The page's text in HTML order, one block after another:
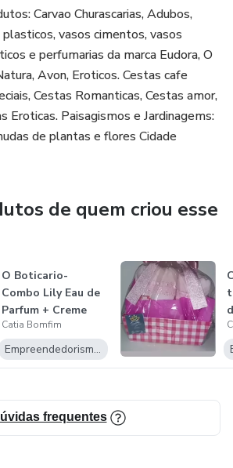
Carvao Churascarias, Adubos,
vasos cimentos, vasos
e perfumarias da marca Eudora, O
Avon, Eroticos. Cestas cafe
Cestas Romanticas, Cestas amor,
Eroticas. Paisagismos e Jardinagems:
de plantas e flores Cidade
de quem criou esse
O Boticario-
Combo Lily Eau de
Parfum + Creme
desodorante pa...
Catia Bomfim
Empreendedorismo Digital
frequentes